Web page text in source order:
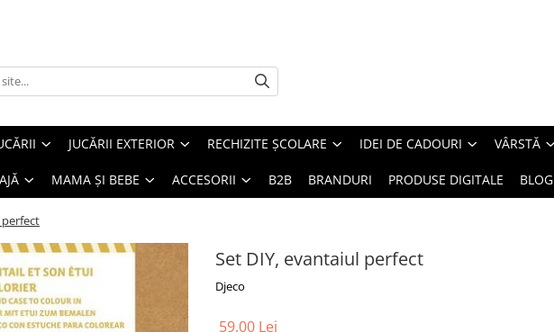
JUCĂRII EXTERIOR RECHIZITE ȘCOLARE IDEI DE CADOURI VÂRSTĂ
MAMA ȘI BEBE ACCESORII B2B BRANDURI PRODUSE DIGITALE BLOG
perfect
Set DIY, evantaiul perfect
Djeco
59,00 Lei